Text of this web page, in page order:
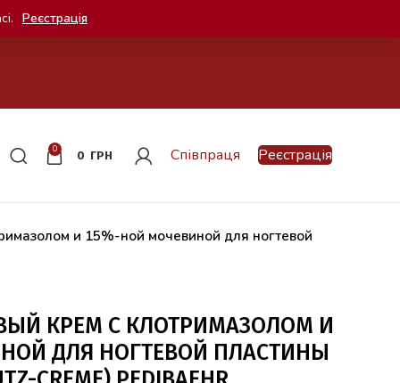
0
0 ГРН Співпраця Реєстрація
и 15%-ной мочевиной для ногтевой
КРЕМ С КЛОТРИМАЗОЛОМ И
ДЛЯ НОГТЕВОЙ ПЛАСТИНЫ
Реєстрація